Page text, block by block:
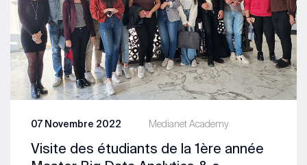
Medianet Academy
07 Novembre 2022
Visite des étudiants de la 1ère année